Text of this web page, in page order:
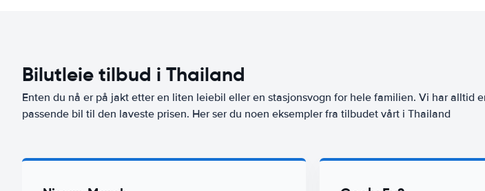
Bilutleie tilbud i Thailand
Enten du nå er på jakt etter en liten leiebil eller en stasjonsvogn for hele familien. Vi har alltid
passende bil til den laveste prisen. Her ser du noen eksempler fra tilbudet vårt i Thailand